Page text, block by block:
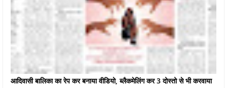
आदिवासी बालिका का रेप कर बनाया वीडियो, ब्लैकमेलिंग कर 3 दोस्तो से भी करवाया